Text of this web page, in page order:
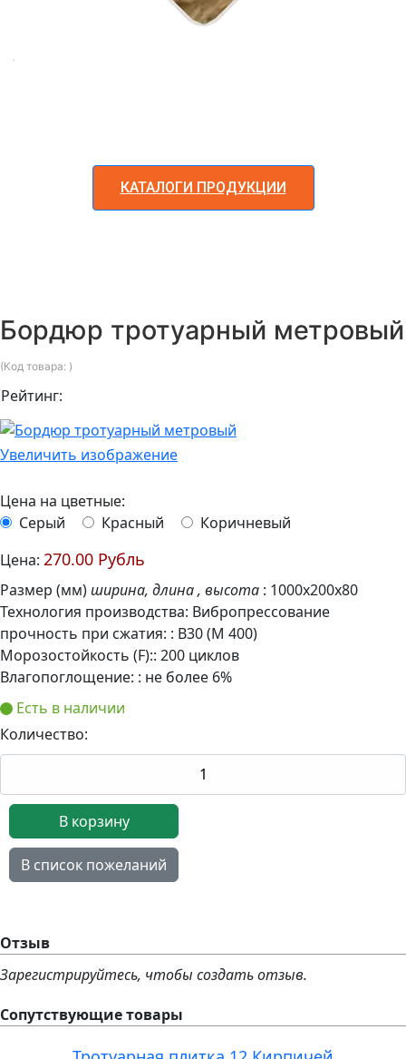
КАТАЛОГИ ПРОДУКЦИИ
Бордюр тротуарный метровый
(Код товара: )
Рейтинг:
Увеличить изображение
Цена на цветные:
Серый
Красный
Коричневый
Цена: 270.00 Рубль
Размер (мм) ширина, длина , высота : 1000х200х80
Технология производства: Вибропрессование
прочность при сжатия: : B30 (М 400)
Морозостойкость (F):: 200 циклов
Влагопоглощение: : не более 6%
Есть в наличии
Количество:
Отзыв
Зарегистрируйтесь, чтобы создать отзыв.
Сопутствующие товары